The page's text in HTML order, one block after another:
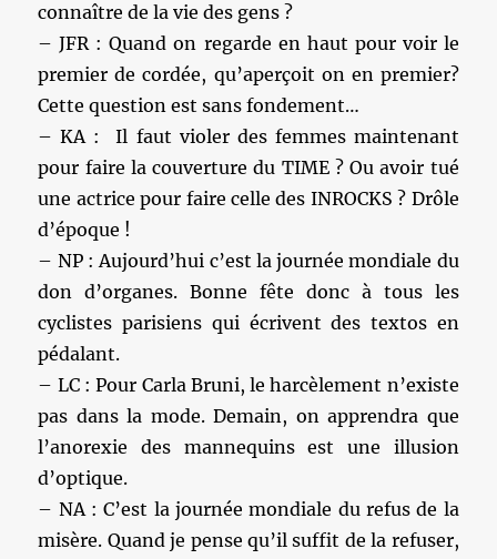
connaître de la vie des gens ?
– JFR : Quand on regarde en haut pour voir le
premier de cordée, qu’aperçoit on en premier?
Cette question est sans fondement…
– KA : Il faut violer des femmes maintenant
pour faire la couverture du TIME ? Ou avoir tué
une actrice pour faire celle des INROCKS ? Drôle
d’époque !
– NP : Aujourd’hui c’est la journée mondiale du
don d’organes. Bonne fête donc à tous les
cyclistes parisiens qui écrivent des textos en
pédalant.
– LC : Pour Carla Bruni, le harcèlement n’existe
pas dans la mode. Demain, on apprendra que
l’anorexie des mannequins est une illusion
d’optique.
– NA : C’est la journée mondiale du refus de la
misère. Quand je pense qu’il suffit de la refuser,